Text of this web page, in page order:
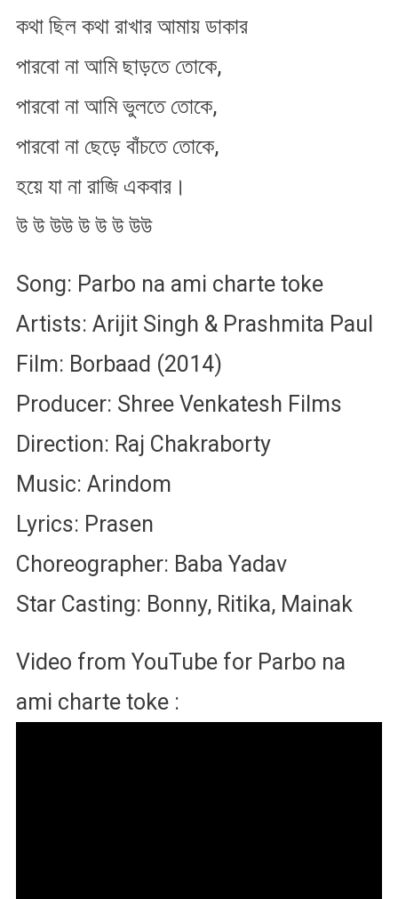
কথা ছিল কথা রাখার আমায় ডাকার
পারবো না আমি ছাড়তে তোকে,
পারবো না আমি ভুলতে তোকে,
পারবো না ছেড়ে বাঁচতে তোকে,
হয়ে যা না রাজি একবার।
উ উ উউ উ উ উ উউ
Song: Parbo na ami charte toke
Artists: Arijit Singh & Prashmita Paul
Film: Borbaad (2014)
Producer: Shree Venkatesh Films
Direction: Raj Chakraborty
Music: Arindom
Lyrics: Prasen
Choreographer: Baba Yadav
Star Casting: Bonny, Ritika, Mainak
Video from YouTube for Parbo na
ami charte toke :